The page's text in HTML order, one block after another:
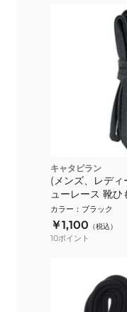
キャタピラン
(メンズ、レデ
ューレース 靴ひ
ス 2.0 110cm ド
110-DBK
カラー ： ブラック
￥1,100 （税込）
10ポイント